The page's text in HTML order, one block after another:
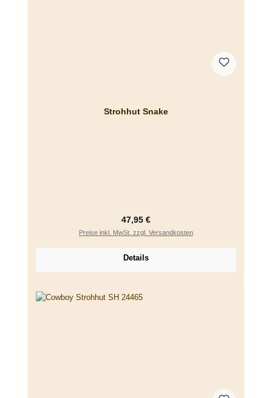
Strohhut Snake
Regulärer Preis:
47,95 €
Preise inkl. MwSt. zzgl. Versandkosten
Details